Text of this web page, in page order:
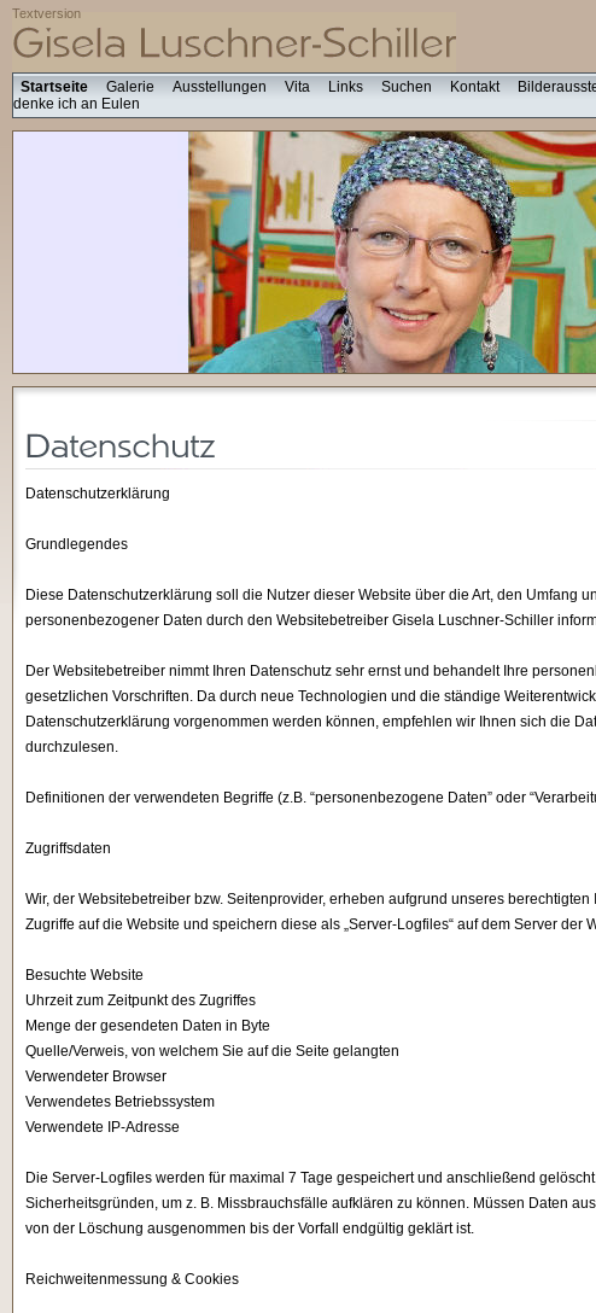
Textversion
Startseite Galerie Ausstellungen Vita Links Suchen Kontakt
denke ich an Eulen
Datenschutzerklärung
Grundlegendes
Diese Datenschutzerklärung soll die Nutzer dieser Website über die Art, den Umfang
personenbezogener Daten durch den Websitebetreiber Gisela Luschner-Schiller
Der Websitebetreiber nimmt Ihren Datenschutz sehr ernst und behandelt Ihre
gesetzlichen Vorschriften. Da durch neue Technologien und die ständige
Datenschutzerklärung vorgenommen werden können, empfehlen wir Ihnen sich die
durchzulesen.
Definitionen der verwendeten Begriffe (z.B. “personenbezogene Daten” oder
Zugriffsdaten
Wir, der Websitebetreiber bzw. Seitenprovider, erheben aufgrund unseres berechtigten
Zugriffe auf die Website und speichern diese als „Server-Logfiles“ auf dem Server
Besuchte Website
Uhrzeit zum Zeitpunkt des Zugriffes
Menge der gesendeten Daten in Byte
Quelle/Verweis, von welchem Sie auf die Seite gelangten
Verwendeter Browser
Verwendetes Betriebssystem
Verwendete IP-Adresse
Die Server-Logfiles werden für maximal 7 Tage gespeichert und anschließend
Sicherheitsgründen, um z. B. Missbrauchsfälle aufklären zu können. Müssen Daten
von der Löschung ausgenommen bis der Vorfall endgültig geklärt ist.
Reichweitenmessung & Cookies